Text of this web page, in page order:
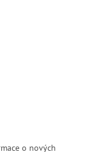
o nových